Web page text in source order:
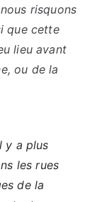
risquons
que cette
lieu avant
ou de la
y a plus
les rues
de la